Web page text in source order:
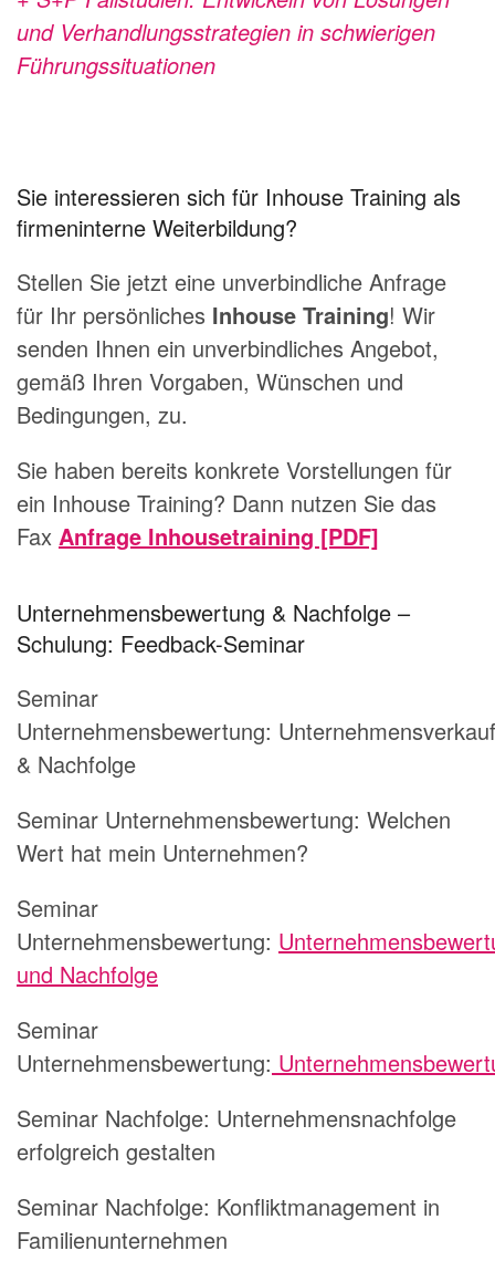
und Verhandlungsstrategien in schwierigen
Führungssituationen
Sie interessieren sich für Inhouse Training als
firmeninterne Weiterbildung?
Stellen Sie jetzt eine unverbindliche Anfrage
für Ihr persönliches Inhouse Training! Wir
senden Ihnen ein unverbindliches Angebot,
gemäß Ihren Vorgaben, Wünschen und
Bedingungen, zu.
Sie haben bereits konkrete Vorstellungen für
ein Inhouse Training? Dann nutzen Sie das
Fax Anfrage Inhousetraining [PDF]
Unternehmensbewertung & Nachfolge –
Schulung: Feedback-Seminar
Seminar
Unternehmensbewertung: Unternehmensverkauf
& Nachfolge
Seminar Unternehmensbewertung: Welchen
Wert hat mein Unternehmen?
Seminar
Unternehmensbewertung:
und Nachfolge
Seminar
Unternehmensbewertung:
Seminar Nachfolge: Unternehmensnachfolge
erfolgreich gestalten
Seminar Nachfolge: Konfliktmanagement in
Familienunternehmen